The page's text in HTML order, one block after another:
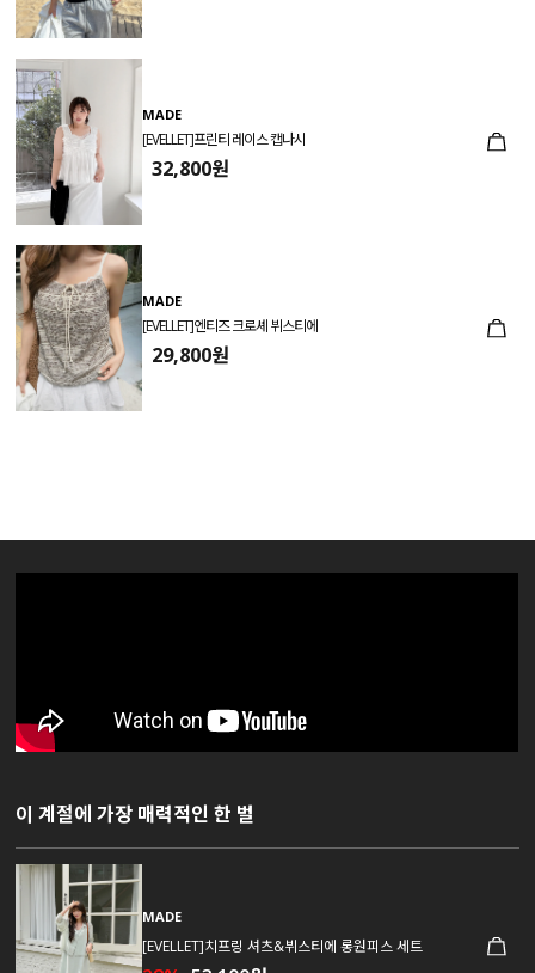
MADE
[EVELLET]프린티 레이스 캡나시
32,800원
MADE
[EVELLET]엔티즈 크로셰 뷔스티에
29,800원
이 계절에 가장 매력적인 한 벌
MADE
[EVELLET]치프링 셔츠&뷔스티에 롱원피스 세트